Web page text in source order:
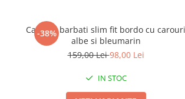
-38%
Camasa barbati slim fit bordo cu carouri
albe si bleumarin
159,00 Lei98,00 Lei
IN STOC